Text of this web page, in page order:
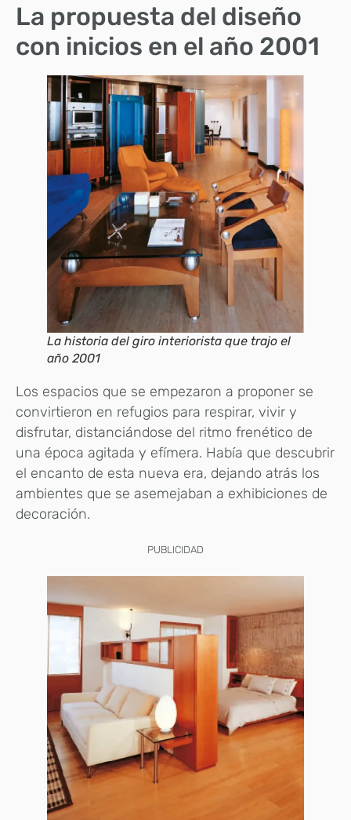
La propuesta del diseño
con inicios en el año 2001
La historia del giro interiorista que trajo el
año 2001
Los espacios que se empezaron a proponer se
convirtieron en refugios para respirar, vivir y
disfrutar, distanciándose del ritmo frenético de
una época agitada y efímera. Había que descubrir
el encanto de esta nueva era, dejando atrás los
ambientes que se asemejaban a exhibiciones de
decoración.
PUBLICIDAD